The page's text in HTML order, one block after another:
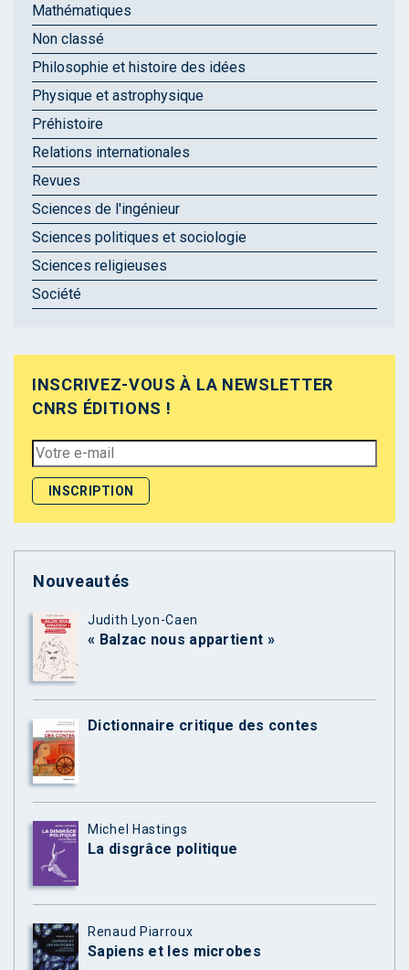
Mathématiques
Non classé
Philosophie et histoire des idées
Physique et astrophysique
Préhistoire
Relations internationales
Revues
Sciences de l'ingénieur
Sciences politiques et sociologie
Sciences religieuses
Société
INSCRIVEZ-VOUS À LA NEWSLETTER
CNRS ÉDITIONS !
Nouveautés
Judith Lyon-Caen
« Balzac nous appartient »
Dictionnaire critique des contes
Michel Hastings
La disgrâce politique
Renaud Piarroux
Sapiens et les microbes